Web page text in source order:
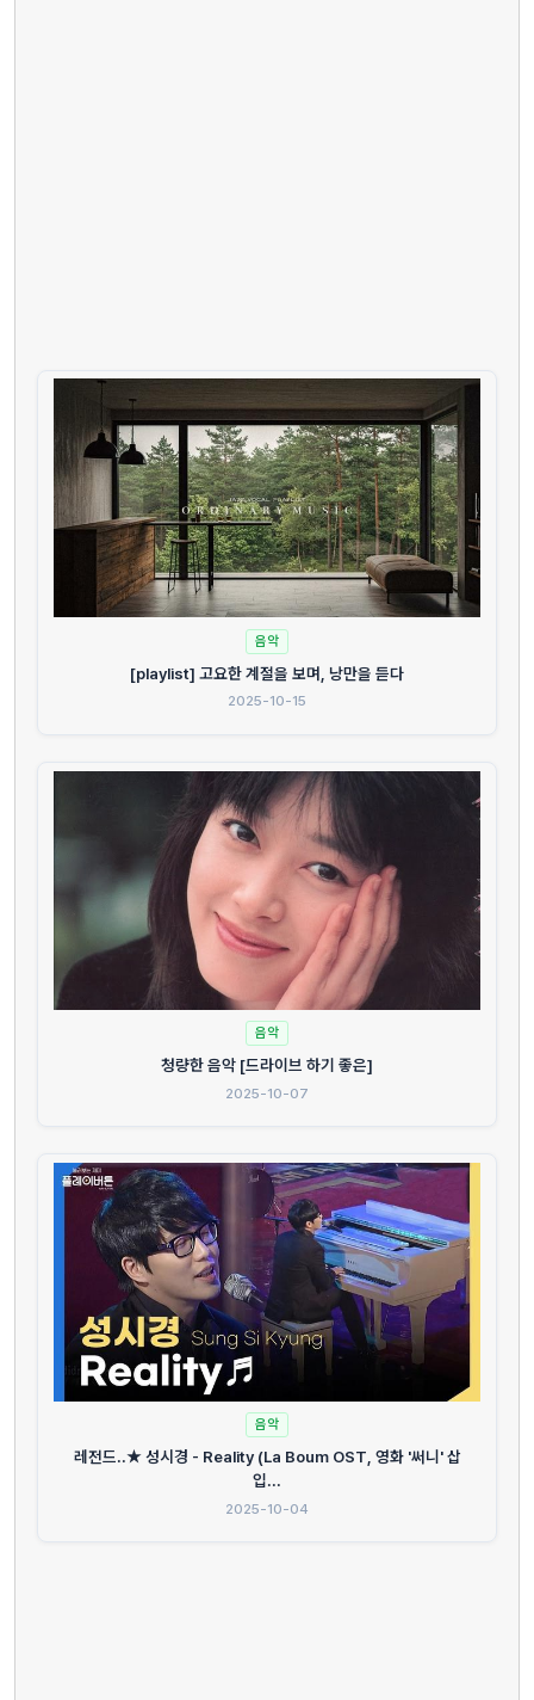
음악
[playlist] 고요한 계절을 보며, 낭만을 듣다
2025-10-15
음악
청량한 음악 [드라이브 하기 좋은]
2025-10-07
음악
레전드..★ 성시경 - Reality (La Boum OST, 영화 '써니' 삽
입...
2025-10-04